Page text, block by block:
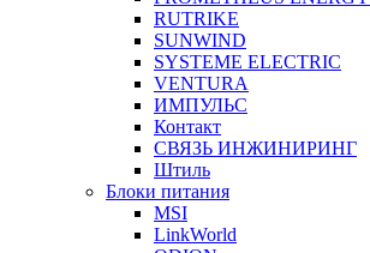
RUTRIKE
SUNWIND
SYSTEME ELECTRIC
VENTURA
ИМПУЛЬС
Контакт
СВЯЗЬ ИНЖИНИРИНГ
Штиль
Блоки питания
MSI
LinkWorld